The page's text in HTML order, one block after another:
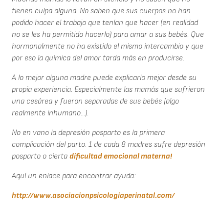
tienen culpa alguna. No saben que sus cuerpos no han
podido hacer el trabajo que tenían que hacer (en realidad
no se les ha permitido hacerlo) para amar a sus bebés. Que
hormonalmente no ha existido el mismo intercambio y que
por eso la química del amor tarda más en producirse.
A lo mejor alguna madre puede explicarlo mejor desde su
propia experiencia. Especialmente las mamás que sufrieron
una cesárea y fueron separadas de sus bebés (algo
realmente inhumano...).
No en vano la depresión posparto es la primera
complicación del parto. 1 de cada 8 madres sufre depresión
posparto o cierta dificultad emocional materna!
Aquí un enlace para encontrar ayuda:
http://www.asociacionpsicologiaperinatal.com/